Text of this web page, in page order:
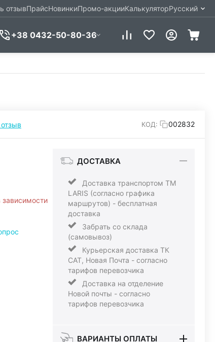
отзывПрайсНовинкиПромо-акцииКалькуляторРусский
+38 0432-50-80-36
КОД: 002832
ДОСТАВКА
Доставка транспортом ТМ
LARIS (согласно графика
маршрутов) - бесплатная
доставка
Забрать со склада
(самовывоз)
Курьерская доставка ТК
САТ, Новая Почта - согласно
тарифов перевозчика
Доставка на отделение
Новой почты - согласно
тарифов перевозчика
ВАРИАНТЫ ОПЛАТЫ